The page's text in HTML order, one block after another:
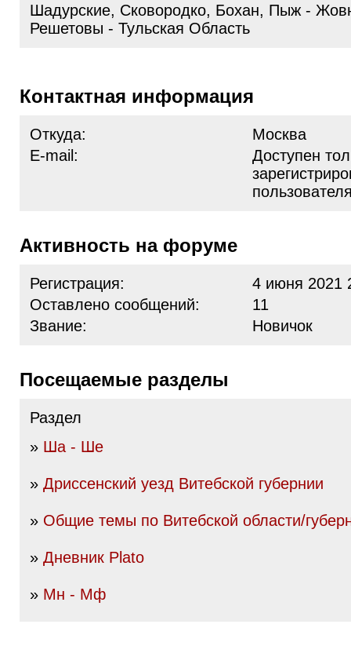
Шадурские, Сковородко, Бохан, Пыж -
Решетовы - Тульская Область
Контактная информация
Откуда:
Москва
E-mail:
Доступен
Активность на форуме
Регистрация:
4 июня 2021
Оставлено сообщений:
11
Звание:
Новичок
Посещаемые разделы
Раздел
» Ша - Ше
» Дриссенский уезд Витебской губернии
» Общие темы по Витебской области/
» Дневник Plato
» Мн - Мф